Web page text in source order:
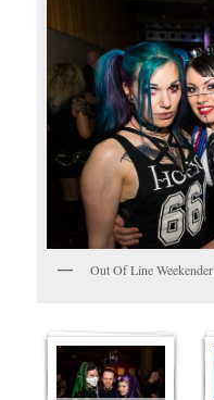
Out Of Line Weekender